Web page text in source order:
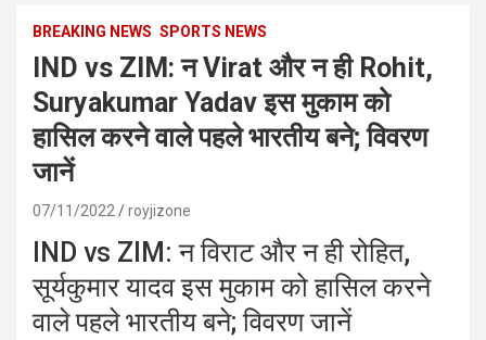
BREAKING NEWS SPORTS NEWS
IND vs ZIM: न Virat और न ही Rohit,
Suryakumar Yadav इस मुकाम को
हासिल करने वाले पहले भारतीय बने; विवरण
जानें
07/11/2022 royjizone
IND vs ZIM: न विराट और न ही रोहित,
सूर्यकुमार यादव इस मुकाम को हासिल करने
वाले पहले भारतीय बने; विवरण जानें